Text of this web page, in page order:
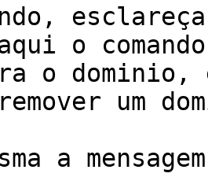
o comando
o dominio,
um
a